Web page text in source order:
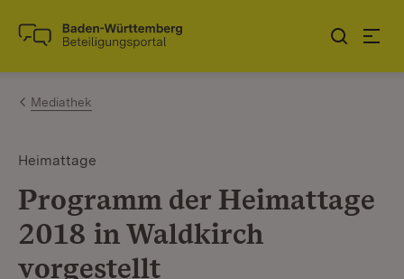
Zum Inhalt springen
Link zur Startseite
Mediathek
Heimattage
Programm der Heimattage
2018 in Waldkirch
vorgestellt